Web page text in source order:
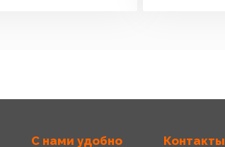
С нами удобно Контакты